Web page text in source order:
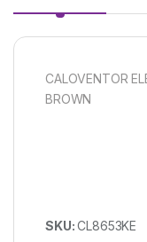
CALOVENTOR
BROWN
SKU:CL8653KE